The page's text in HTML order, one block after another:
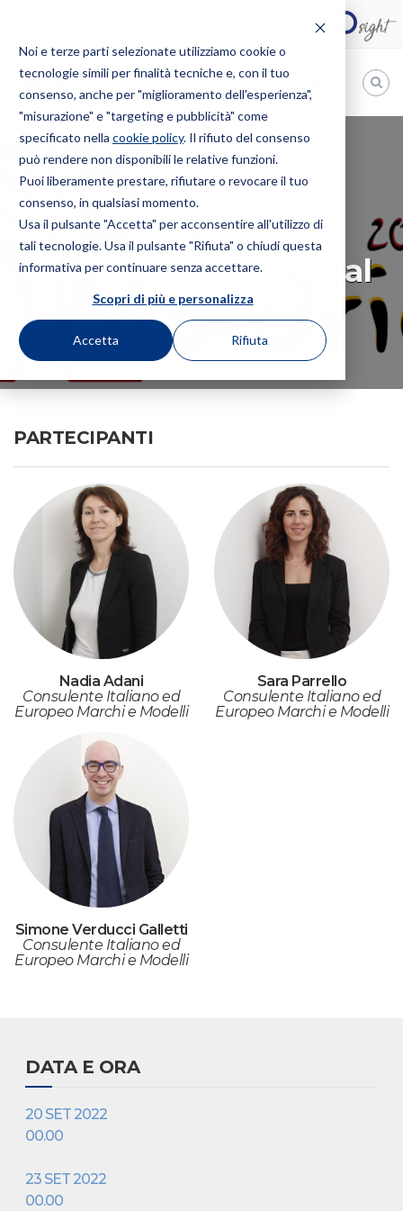
Noi e terze parti selezionate utilizziamo cookie o
tecnologie simili per finalità tecniche e, con il tuo
consenso, anche per "miglioramento dell'esperienza",
"misurazione" e "targeting e pubblicità" come
specificato nella cookie policy. Il rifiuto del consenso
può rendere non disponibili le relative funzioni.
Puoi liberamente prestare, rifiutare o revocare il tuo
consenso, in qualsiasi momento.
Usa il pulsante "Accetta" per acconsentire all'utilizzo di
tali tecnologie. Usa il pulsante "Rifiuta" o chiudi questa
informativa per continuare senza accettare.
Scopri di più e personalizza
Accetta Rifiuta
Bugnion
The
way
HOME EVENTI CONVEGNO
MARQUES 36TH ANNUAL
CONFERENCE
Marques 36th Annual
Conference
PARTECIPANTI
Nadia Adani
Consulente Italiano ed
Europeo Marchi e Modelli
Sara Parrello
Consulente Italiano ed
Europeo Marchi e Modelli
Simone Verducci Galletti
Consulente Italiano ed
Europeo Marchi e Modelli
DATA E ORA
20 SET 2022
00.00
23 SET 2022
00.00